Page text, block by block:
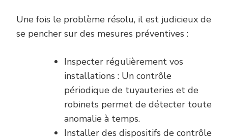
Une fois le problème résolu, il est judicieux de
se pencher sur des mesures préventives :
Inspecter régulièrement vos
installations : Un contrôle
périodique de tuyauteries et de
robinets permet de détecter toute
anomalie à temps.
Installer des dispositifs de contrôle